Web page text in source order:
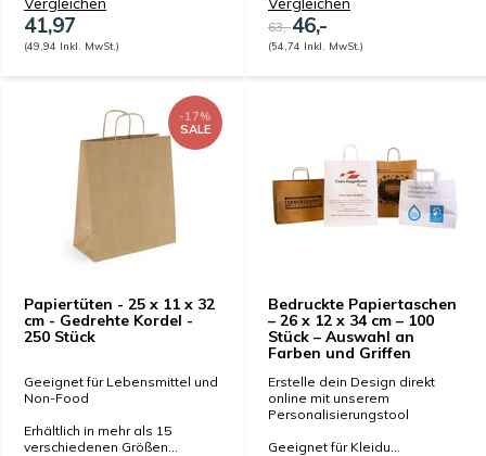
41,97
(49,94 Inkl. MwSt.)
63,-46,-
(54,74 Inkl. MwSt.)
Papiertüten - 25 x 11 x 32
cm - Gedrehte Kordel -
250 Stück
-17%
SALE
Geeignet für Lebensmittel und
Non-Food
Erhältlich in mehr als 15
verschiedenen Größen...
Bedruckte Papiertaschen
– 26 x 12 x 34 cm – 100
Stück – Auswahl an
Farben und Griffen
Erstelle dein Design direkt
online mit unserem
Personalisierungstool
Geeignet für Kleidu...